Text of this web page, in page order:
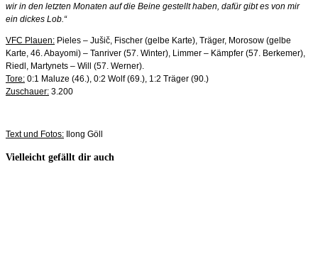
wir in den letzten Monaten auf die Beine gestellt haben, dafür gibt es von mir
ein dickes Lob.“
VFC Plauen: Pieles – Jušič, Fischer (gelbe Karte), Träger, Morosow (gelbe
Karte, 46. Abayomi) – Tanriver (57. Winter), Limmer – Kämpfer (57. Berkemer),
Riedl, Martynets – Will (57. Werner).
Tore: 0:1 Maluze (46.), 0:2 Wolf (69.), 1:2 Träger (90.)
Zuschauer: 3.200
Text und Fotos: Ilong Göll
Vielleicht gefällt dir auch